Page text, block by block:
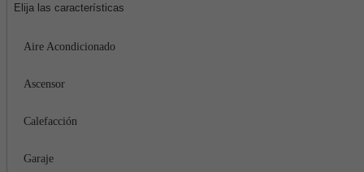
Elija las características
Aire Acondicionado
Ascensor
Calefacción
Garaje